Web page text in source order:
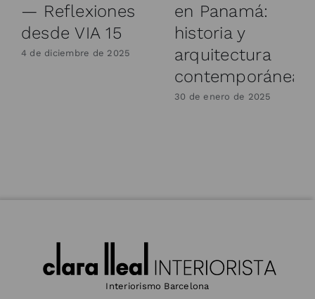
— Reflexiones
desde VIA 15
4 de diciembre de 2025
en Panamá:
historia y
arquitectura
contemporánea
30 de enero de 2025
Interiorismo Barcelona